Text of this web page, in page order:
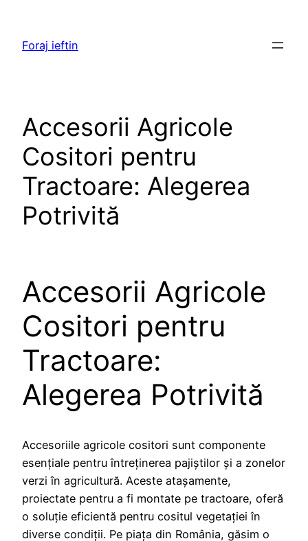
content
Foraj ieftin
Accesorii Agricole
Cositori pentru
Tractoare: Alegerea
Potrivită
Accesorii Agricole
Cositori pentru
Tractoare:
Alegerea Potrivită
Accesoriile agricole cositori sunt componente
esențiale pentru întreținerea pajiștilor și a zonelor
verzi în agricultură. Aceste atașamente,
proiectate pentru a fi montate pe tractoare, oferă
o soluție eficientă pentru cositul vegetației în
diverse condiții. Pe piața din România, găsim o